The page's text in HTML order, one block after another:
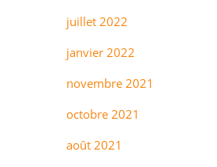
juillet 2022
janvier 2022
novembre 2021
octobre 2021
août 2021